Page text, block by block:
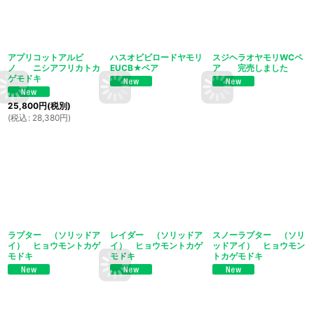
アプリコットアルビ
ノ ニシアフリカトカ
ゲモドキ
25,800円(税別)
(税込 : 28,380円)
ハスオビビロードヤモリ
EUCB★ペア
スジヘラオヤモリWCペ
ア 完売しました
ラプター （ソリッドア
イ） ヒョウモントカゲ
モドキ
レイダー （ソリッドア
イ） ヒョウモントカゲ
モドキ
スノーラプター （ソリ
ッドアイ） ヒョウモン
トカゲモドキ